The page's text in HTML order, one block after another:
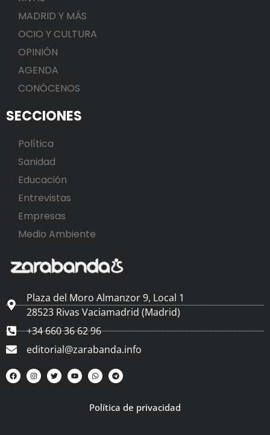
MADRID Y MÁS
OCIO Y CULTURA
OPINIÓN
AGENDA
CONÓCENOS
SECCIONES
Política
Sanidad
Educación
Entrevistas
Empresas
Medio Ambiente
Plaza del Moro Almanzor 9, Local 1
28523 Rivas Vaciamadrid (Madrid)
+34 660 36 62 96
editorial@zarabanda.info
Política de privacidad